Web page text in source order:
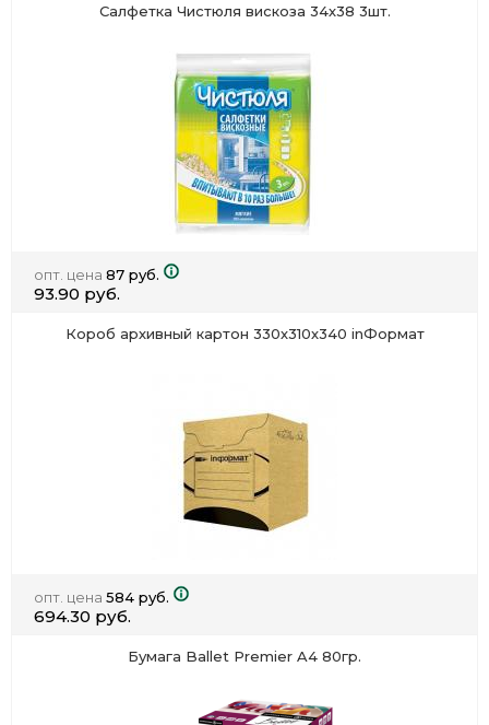
Салфетка Чистюля вискоза 34х38 3шт.
опт. цена 87 руб.
93.90 руб.
Короб архивный картон 330х310х340 inФормат
опт. цена 584 руб.
694.30 руб.
Бумага Ballet Premier A4 80гр.